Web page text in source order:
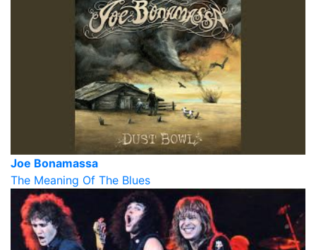
Joe Bonamassa
The Meaning Of The Blues